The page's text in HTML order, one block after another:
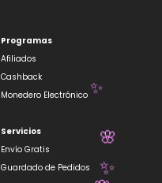
Programas
Afiliados
Cashback
Monedero Electrónico
Servicios
Envío Gratis
Guardado de Pedidos
🌸
✨